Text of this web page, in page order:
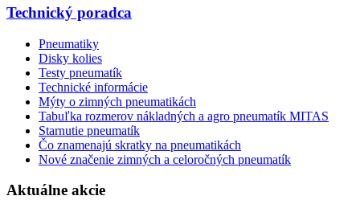
Technický poradca
Pneumatiky
Disky kolies
Testy pneumatík
Technické informácie
Mýty o zimných pneumatikách
Tabuľka rozmerov nákladných a agro pneumatík MITAS
Starnutie pneumatík
Čo znamenajú skratky na pneumatikách
Nové značenie zimných a celoročných pneumatík
Aktuálne akcie